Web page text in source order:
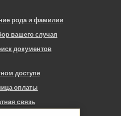
рода и фамилии
вашего случая
документов
доступе
оплаты
связь